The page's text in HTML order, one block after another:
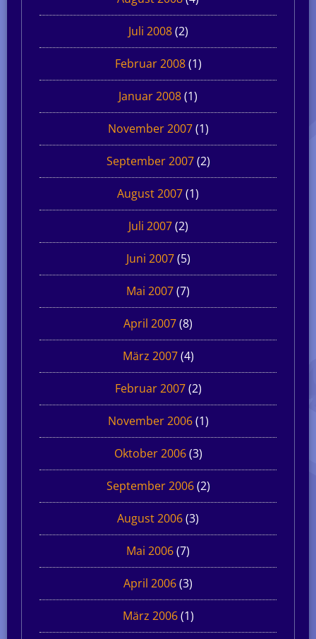
Juli 2008(2)
Februar 2008(1)
Januar 2008(1)
November 2007(1)
September 2007(2)
August 2007(1)
Juli 2007(2)
Juni 2007(5)
Mai 2007(7)
April 2007(8)
März 2007(4)
Februar 2007(2)
November 2006(1)
Oktober 2006(3)
September 2006(2)
August 2006(3)
Mai 2006(7)
April 2006(3)
März 2006(1)